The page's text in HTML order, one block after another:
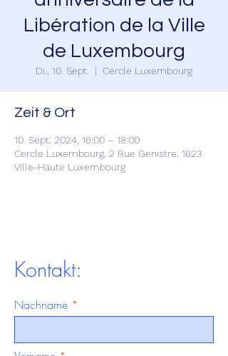
Libération de la Ville
de Luxembourg
Di., 10. Sept.
  |
Cercle Luxembourg
Zeit & Ort
10. Sept. 2024, 16:00 – 18:00
Cercle Luxembourg, 2 Rue Genistre, 1623
Ville-Haute Luxembourg
Kontakt:
Nachname